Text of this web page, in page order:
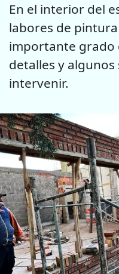
En el interior del
labores de
importante grado
detalles y
intervenir.